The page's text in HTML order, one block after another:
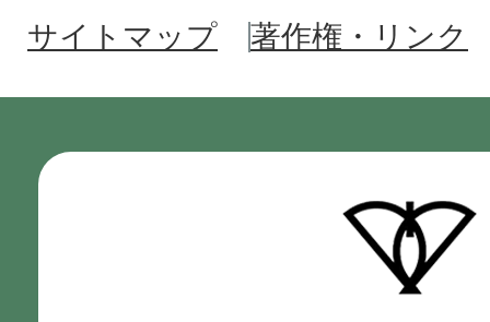
サイトマップ
著作権・リンク